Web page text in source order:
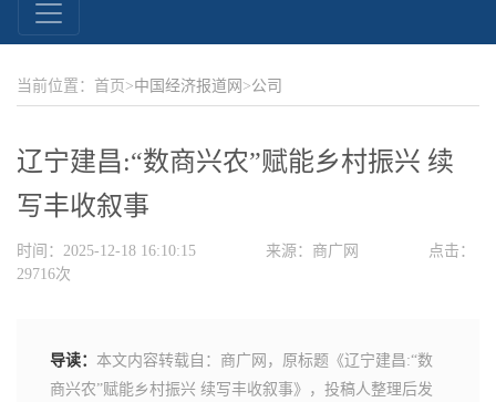
当前位置：首页>中国经济报道网 >公司
辽宁建昌:“数商兴农”赋能乡村振兴 续
写丰收叙事
时间：2025-12-18 16:10:15 来源：商广网
点击：
29716次
导读： 本文内容转载自：商广网，原标题《辽宁建昌:“数
商兴农”赋能乡村振兴 续写丰收叙事》，投稿人整理后发